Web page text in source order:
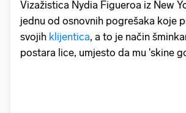
Vizažistica Nydia Figueroa iz New
jednu od osnovnih pogrešaka koje
svojih klijentica, a to je način
postara lice, umjesto da mu 'skine